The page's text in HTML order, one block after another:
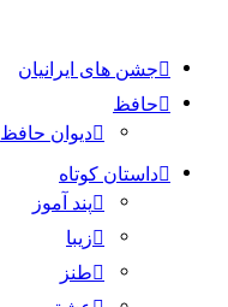
جشن های ایرانیان
حافظ
دیوان حافظ
داستان کوتاه
پند آموز
زیبا
طنز